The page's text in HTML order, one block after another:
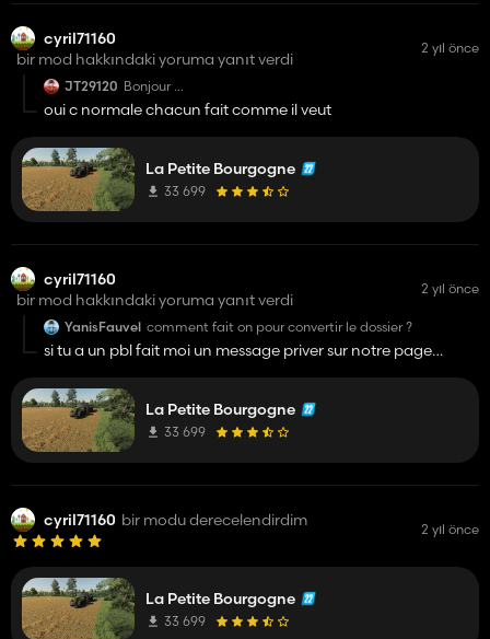
cyril71160
bir mod hakkındaki yoruma yanıt verdi
2 yıl önce
JT29120 Bonjour
Il n y a pas d enclos? il a l air de manquer de bâtiment
dans la cour principale
oui c normale chacun fait comme il veut
La Petite Bourgogne
33 699
cyril71160
bir mod hakkındaki yoruma yanıt verdi
2 yıl önce
YanisFauvel comment fait on pour convertir le dossier ?
si tu a un pbl fait moi un message priver sur notre page
La Petite Bourgogne
33 699
cyril71160 bir modu derecelendirdim 2 yıl önce
La Petite Bourgogne
33 699